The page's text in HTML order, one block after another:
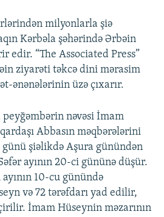
milyonlarla şiə
Kərbəla şəhərində Ərbəin
edir. “The Associated Press”
ziyarəti təkcə dini mərasim
ənənələrinin üzə çıxarır.
nəvəsi İmam
Abbasın məqbərələrini
şiəlikdə Aşura günündən
ayının 20-ci gününə düşür.
10-cu günündə
və 72 tərəfdarı yad edilir,
İmam Hüseynin məzarının